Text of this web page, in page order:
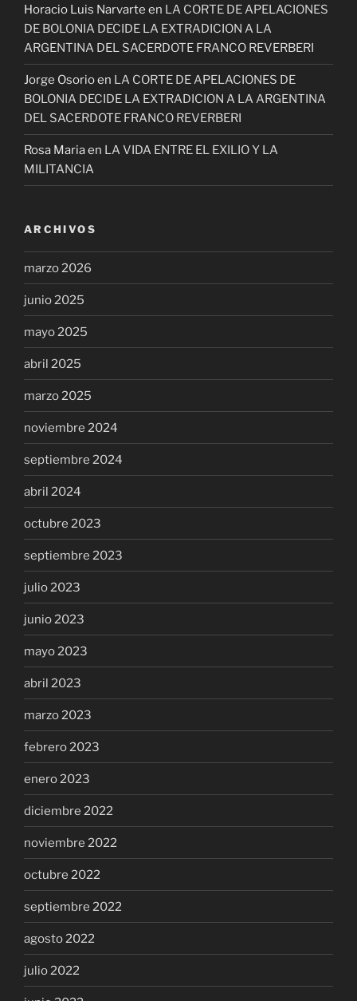
Horacio Luis Narvarte en LA CORTE DE APELACIONES
DE BOLONIA DECIDE LA EXTRADICION A LA
ARGENTINA DEL SACERDOTE FRANCO REVERBERI
Jorge Osorioen LA CORTE DE APELACIONES DE
BOLONIA DECIDE LA EXTRADICION A LA ARGENTINA
DEL SACERDOTE FRANCO REVERBERI
Rosa Mariaen LA VIDA ENTRE EL EXILIO Y LA
MILITANCIA
ARCHIVOS
marzo 2026
junio 2025
mayo 2025
abril 2025
marzo 2025
noviembre 2024
septiembre 2024
abril 2024
octubre 2023
septiembre 2023
julio 2023
junio 2023
mayo 2023
abril 2023
marzo 2023
febrero 2023
enero 2023
diciembre 2022
noviembre 2022
octubre 2022
septiembre 2022
agosto 2022
julio 2022